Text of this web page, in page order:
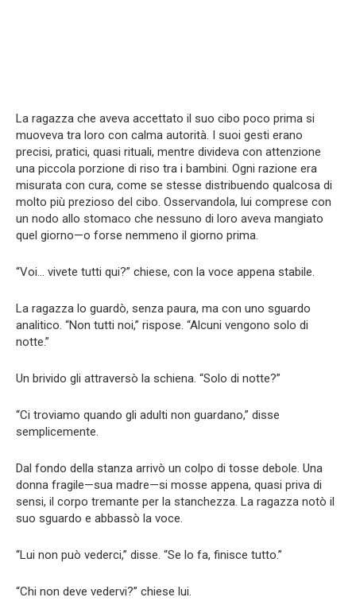
La ragazza che aveva accettato il suo cibo poco prima si
muoveva tra loro con calma autorità. I suoi gesti erano
precisi, pratici, quasi rituali, mentre divideva con attenzione
una piccola porzione di riso tra i bambini. Ogni razione era
misurata con cura, come se stesse distribuendo qualcosa di
molto più prezioso del cibo. Osservandola, lui comprese con
un nodo allo stomaco che nessuno di loro aveva mangiato
quel giorno—o forse nemmeno il giorno prima.
“Voi… vivete tutti qui?” chiese, con la voce appena stabile.
La ragazza lo guardò, senza paura, ma con uno sguardo
analitico. “Non tutti noi,” rispose. “Alcuni vengono solo di
notte.”
Un brivido gli attraversò la schiena. “Solo di notte?”
“Ci troviamo quando gli adulti non guardano,” disse
semplicemente.
Dal fondo della stanza arrivò un colpo di tosse debole. Una
donna fragile—sua madre—si mosse appena, quasi priva di
sensi, il corpo tremante per la stanchezza. La ragazza notò il
suo sguardo e abbassò la voce.
“Lui non può vederci,” disse. “Se lo fa, finisce tutto.”
“Chi non deve vedervi?” chiese lui.